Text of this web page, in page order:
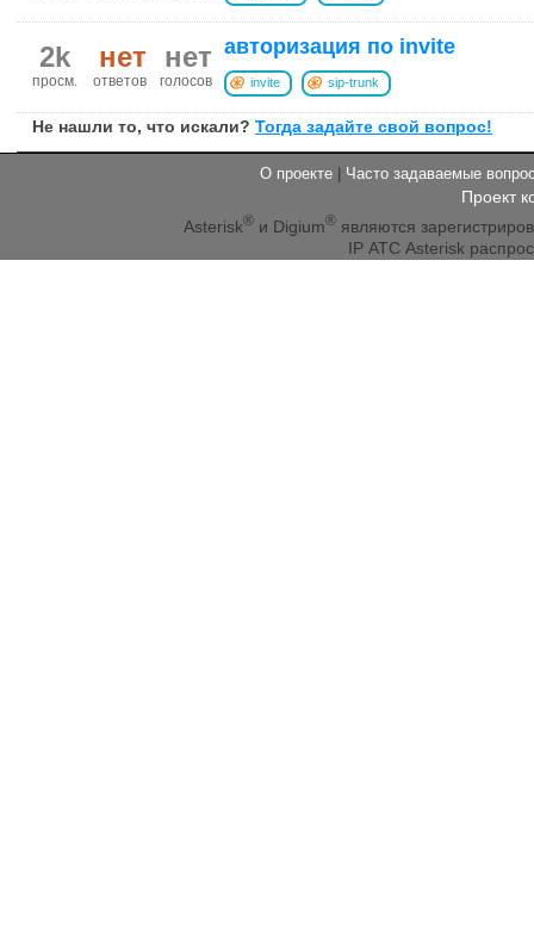
нет
голосов
нет
ответов
2k
просм.
авторизация по invite
invite sip-trunk
Не нашли то, что искали? Тогда задайте свой вопрос!
О проекте | Часто задаваемые
Проект
Asterisk®и Digium®являются
IP АТС Asterisk